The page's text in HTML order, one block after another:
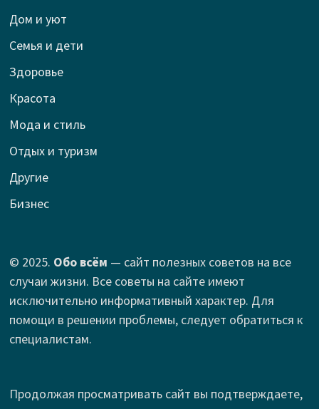
Дом и уют
Семья и дети
Здоровье
Красота
Мода и стиль
Отдых и туризм
Другие
Бизнес
© 2025. Обо всём — сайт полезных советов на все
случаи жизни. Все советы на сайте имеют
исключительно информативный характер. Для
помощи в решении проблемы, следует обратиться к
специалистам.
Продолжая просматривать сайт вы подтверждаете,